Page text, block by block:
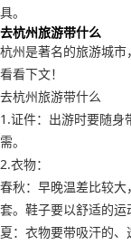
具。
去杭州旅游带什么
杭州是著名的旅游城
看看下文！
去杭州旅游带什么
1.证件：出游时要随身
需。
2.衣物：
春秋：早晚温差比较
套。鞋子要以舒适的运
夏：衣物要带吸汗的、